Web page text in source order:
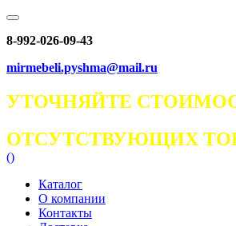
8-992-026-09-43
mirmebeli.pyshma@mail.ru
УТОЧНЯЙТЕ
ОТСУТСТВУЮЩИХ
()
Каталог
О компании
Контакты